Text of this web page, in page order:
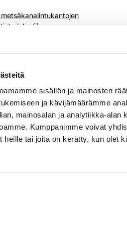
sisällön ja mainosten
ja kävijämäärämme
mainosalan ja analytiikka-alan
Kumppanimme voivat
heille tai joita on kerätty, kun olet
(luke.fi)
kestävää riistataloutta, tukee
ja huolehtii riistapolitiikan
sille säädetyistä julkisista